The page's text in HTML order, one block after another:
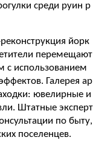
среди руин р
йорк
перемещают
с использованием
Галерея ар
ювелирные и
Штатные эксперт
по быту,
поселенцев.